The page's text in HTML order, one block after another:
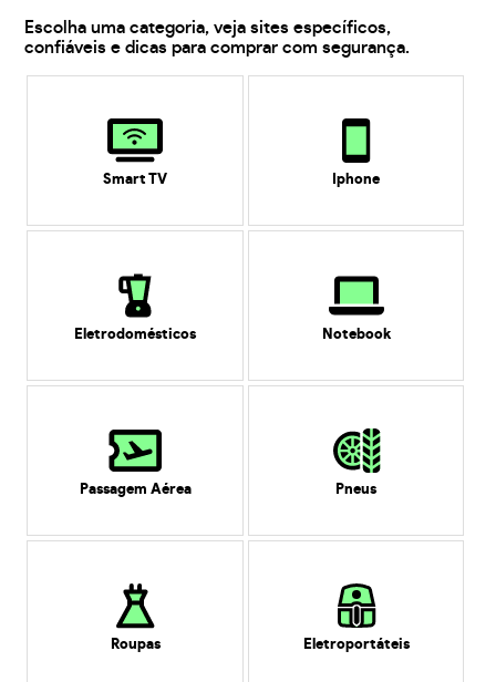
Escolha uma categoria, veja sites específicos,
confiáveis e dicas para comprar com segurança.
Smart TV Iphone
Eletrodomésticos Notebook
Passagem Aérea Pneus
Roupas Eletroportáteis